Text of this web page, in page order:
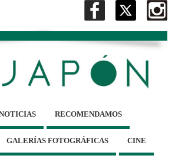
RECOMENDAMOS
GALERÍAS FOTOGRÁFICAS CINE